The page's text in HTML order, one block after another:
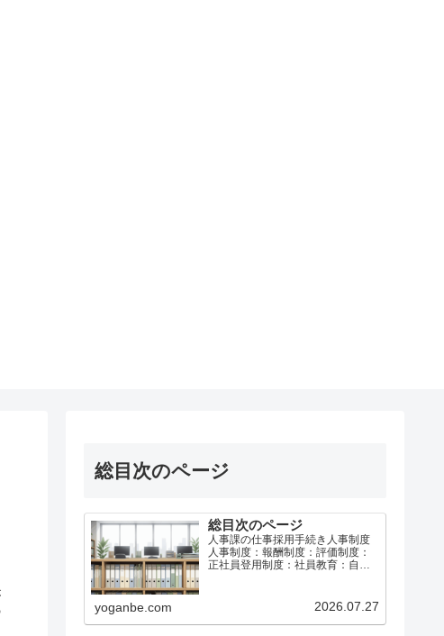
総目次のページ
総目次のページ
人事課の仕事採用手続き人事制度
人事制度：報酬制度：評価制度：
正社員登用制度：社員教育：自己
育児介護休業等退職手続き総務課
害防止安全衛生：安全運転・車両
yoganbe.com 2026.07.27